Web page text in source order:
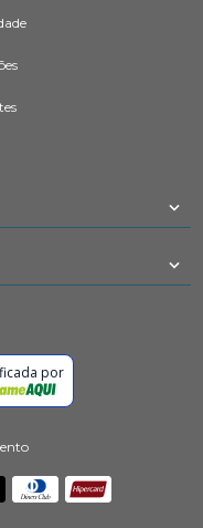
por